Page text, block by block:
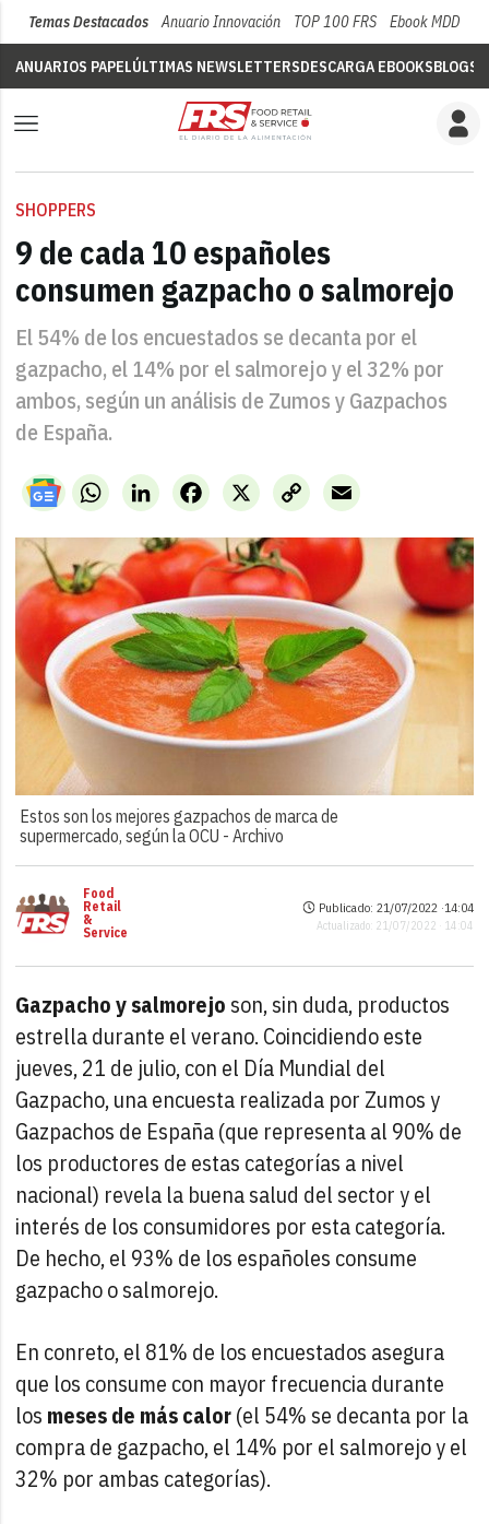
Temas Destacados Anuario Innovación TOP 100 FRS Ebook MDD
ANUARIOS PAPELÚLTIMAS NEWSLETTERSDESCARGA EBOOKSBLOGS
SHOPPERS
9 de cada 10 españoles
consumen gazpacho o salmorejo
El 54% de los encuestados se decanta por el
gazpacho, el 14% por el salmorejo y el 32% por
ambos, según un análisis de Zumos y Gazpachos
de España.
WhatsAppLinkedIn X
Facebook
Copy
Link
Email
Estos son los mejores gazpachos de marca de
supermercado, según la OCU -Archivo
Food
Retail
&
Service
Publicado: 21/07/2022 ·14:04
Actualizado: 21/07/2022 · 14:04
Gazpacho y salmorejo son, sin duda, productos
estrella durante el verano. Coincidiendo este
jueves, 21 de julio, con el Día Mundial del
Gazpacho, una encuesta realizada por Zumos y
Gazpachos de España (que representa al 90% de
los productores de estas categorías a nivel
nacional) revela la buena salud del sector y el
interés de los consumidores por esta categoría.
De hecho, el 93% de los españoles consume
gazpacho o salmorejo.
En conreto, el 81% de los encuestados asegura
que los consume con mayor frecuencia durante
los meses de más calor(el 54% se decanta por la
compra de gazpacho, el 14% por el salmorejo y el
32% por ambas categorías).